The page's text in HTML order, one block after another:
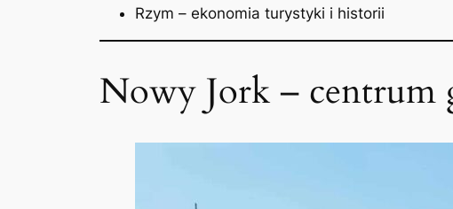
Rzym – ekonomia turystyki i historii
Nowy Jork – centrum